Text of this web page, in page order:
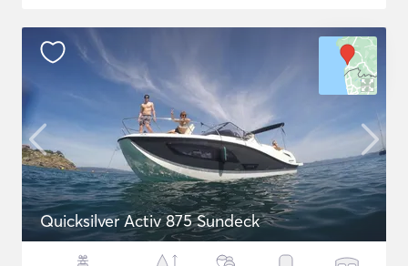
Quicksilver Activ 875 Sundeck